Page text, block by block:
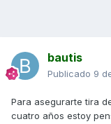
bautis
Publicado 9
Para asegurarte tira
cuatro años estoy